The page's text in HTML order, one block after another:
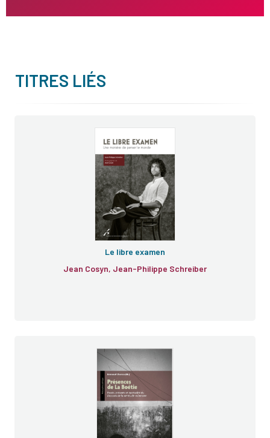
TITRES LIÉS
Le libre examen
Jean Cosyn, Jean-Philippe Schreiber